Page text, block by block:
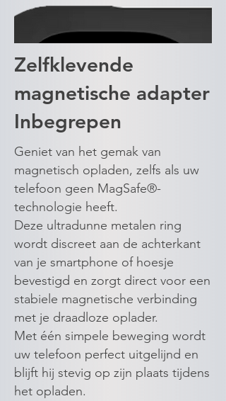
Zelfklevende
magnetische adapter
Inbegrepen
Geniet van het gemak van
magnetisch opladen, zelfs als uw
telefoon geen MagSafe®-
technologie heeft.
Deze ultradunne metalen ring
wordt discreet aan de achterkant
van je smartphone of hoesje
bevestigd en zorgt direct voor een
stabiele magnetische verbinding
met je draadloze oplader.
Met één simpele beweging wordt
uw telefoon perfect uitgelijnd en
blijft hij stevig op zijn plaats tijdens
het opladen.